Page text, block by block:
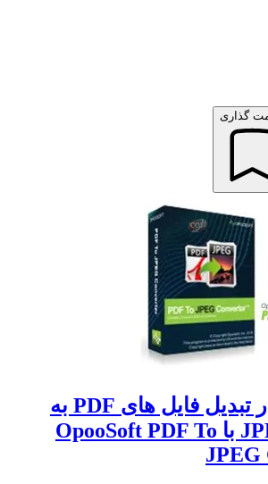
گذاری
دانلود نرم افزار تبدیل فایل های PDF به
عکس های JPEG با OpooSoft PDF To
JPEG